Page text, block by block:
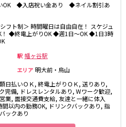
OK ◆入店祝い金あり ◆ネイル割引あ
フト制＞ 時間曜日は自由自在！ スケジュ
！ ◆終電上がりOK ◆週1日～OK ◆1日3時
駅 幡ヶ谷駅
エリア 明大前・烏山
日払いＯＫ, 終電上がりＯＫ, 送りあり,
完備, ドレスレンタルあり, Wワーク歓迎,
業, 面接交通費支給, 友達と一緒に体入
以内の勤務OK, ドリンクバックあり, 指
ックあり
小山
日立
勝田
赤坂見附駅
新宿三丁目駅
南阿佐ケ谷駅
関内駅